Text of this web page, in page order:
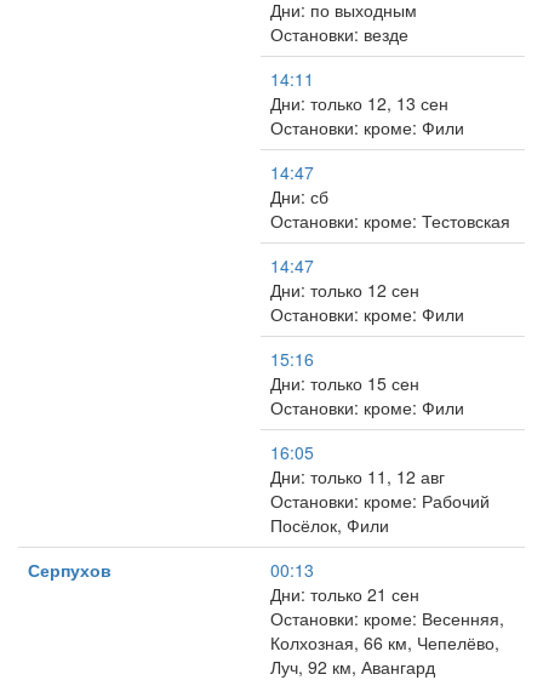
Дни: по выходным
Остановки: везде
14:11
Дни: только 12, 13 сен
Остановки: кроме: Фили
14:47
Дни: сб
Остановки: кроме: Тестовская
14:47
Дни: только 12 сен
Остановки: кроме: Фили
15:16
Дни: только 15 сен
Остановки: кроме: Фили
16:05
Дни: только 11, 12 авг
Остановки: кроме: Рабочий
Посёлок, Фили
Серпухов
00:13
Дни: только 21 сен
Остановки: кроме: Весенняя,
Колхозная, 66 км, Чепелёво,
Луч, 92 км, Авангард